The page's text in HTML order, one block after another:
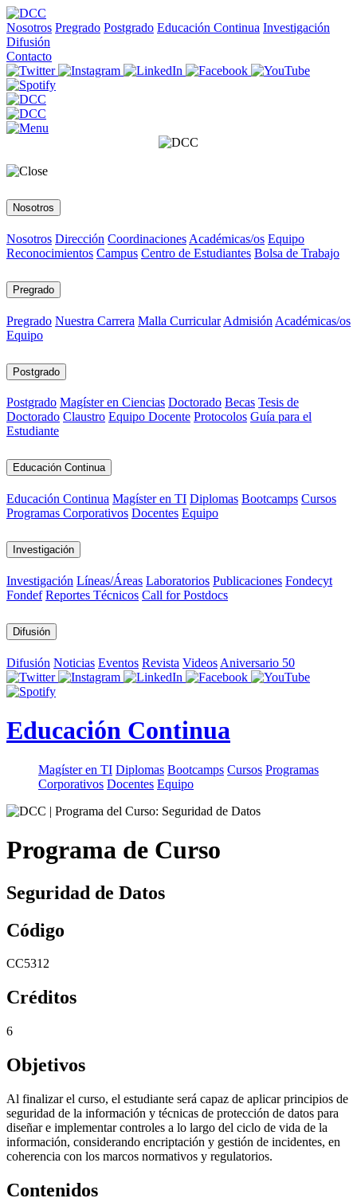
Nosotros Pregrado Postgrado Educación Continua Investigación
Difusión
Contacto
Nosotros
Nosotros Dirección Coordinaciones Académicas/os Equipo
Reconocimientos Campus Centro de Estudiantes Bolsa de Trabajo
Pregrado
Pregrado Nuestra Carrera Malla Curricular Admisión Académicas/os
Equipo
Postgrado
Postgrado Magíster en Ciencias Doctorado Becas Tesis de
Doctorado Claustro Equipo Docente Protocolos Guía para el
Estudiante
Educación Continua
Educación Continua Magíster en TI Diplomas Bootcamps Cursos
Programas Corporativos Docentes Equipo
Investigación
Investigación Líneas/Áreas Laboratorios Publicaciones Fondecyt
Fondef Reportes Técnicos Call for Postdocs
Difusión
Difusión Noticias Eventos Revista Videos Aniversario 50
Educación Continua
Magíster en TI Diplomas Bootcamps Cursos Programas
Corporativos Docentes Equipo
Programa de Curso
Seguridad de Datos
Código
CC5312
Créditos
6
Objetivos
Al finalizar el curso, el estudiante será capaz de aplicar principios de
seguridad de la información y técnicas de protección de datos para
diseñar e implementar controles a lo largo del ciclo de vida de la
información, considerando encriptación y gestión de incidentes, en
coherencia con los marcos normativos y regulatorios.
Contenidos